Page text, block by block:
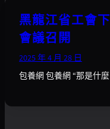
黑龍江省工會
會議召開
2025 年 4 月 28 日
包養網 包養網 “那是什